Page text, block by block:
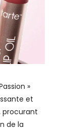
»
et
procurant
de la